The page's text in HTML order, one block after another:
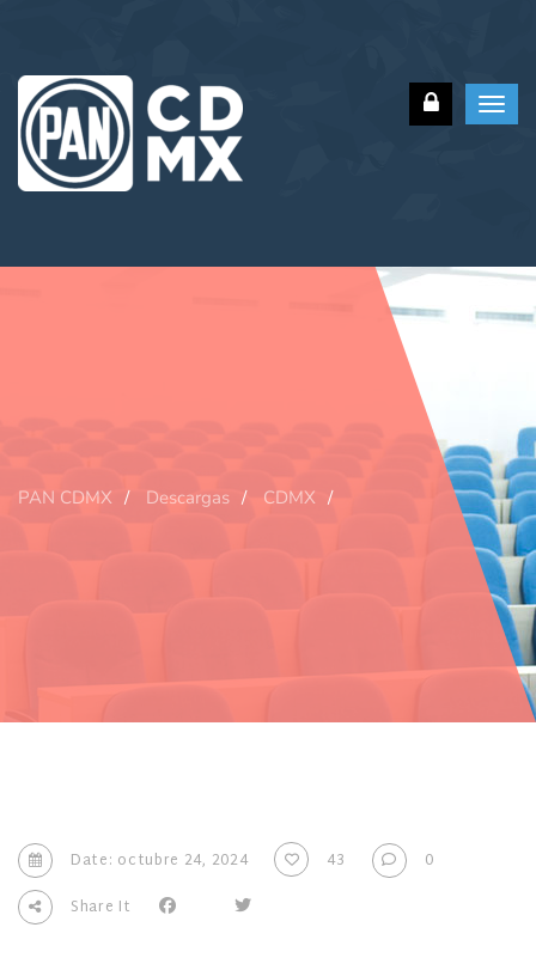
PAN CDMX Descargas CDMX
Date: octubre 24, 2024 43
0
Share It